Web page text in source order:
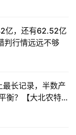
亿，还有62.52亿
判行情远远不够
长记录，半数产
衡？【大北农特